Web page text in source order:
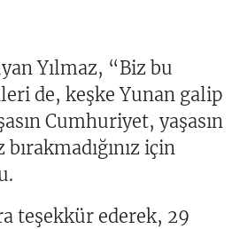
Yılmaz, “Biz bu
de, keşke Yunan galip
Cumhuriyet, yaşasın
için
teşekkür ederek, 29